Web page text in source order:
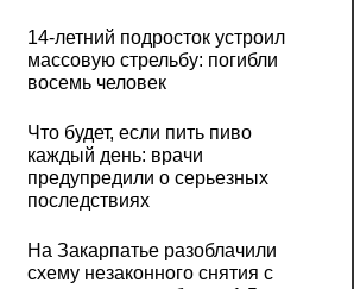
14-летний подросток устроил
массовую стрельбу: погибли
восемь человек
Что будет, если пить пиво
каждый день: врачи
предупредили о серьезных
последствиях
На Закарпатье разоблачили
схему незаконного снятия с